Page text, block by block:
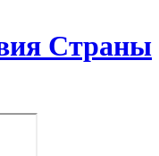
Страны